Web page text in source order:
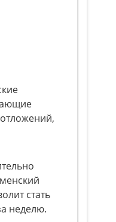
стать
неделю.